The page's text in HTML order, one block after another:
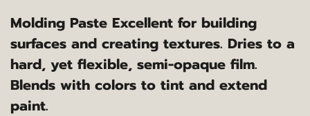
Molding Paste Excellent for building
surfaces and creating textures. Dries to a
hard, yet flexible, semi-opaque film.
Blends with colors to tint and extend
paint.